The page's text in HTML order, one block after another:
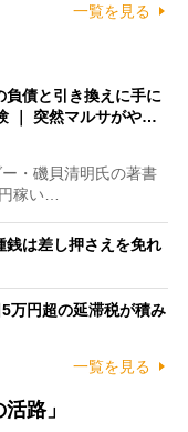
一覧を見る
負債と引き換えに手に
｜ 突然マルサがや…
・磯貝清明氏の著書
稼い…
は差し押さえを免れ
万円超の延滞税が積み
一覧を見る
路」